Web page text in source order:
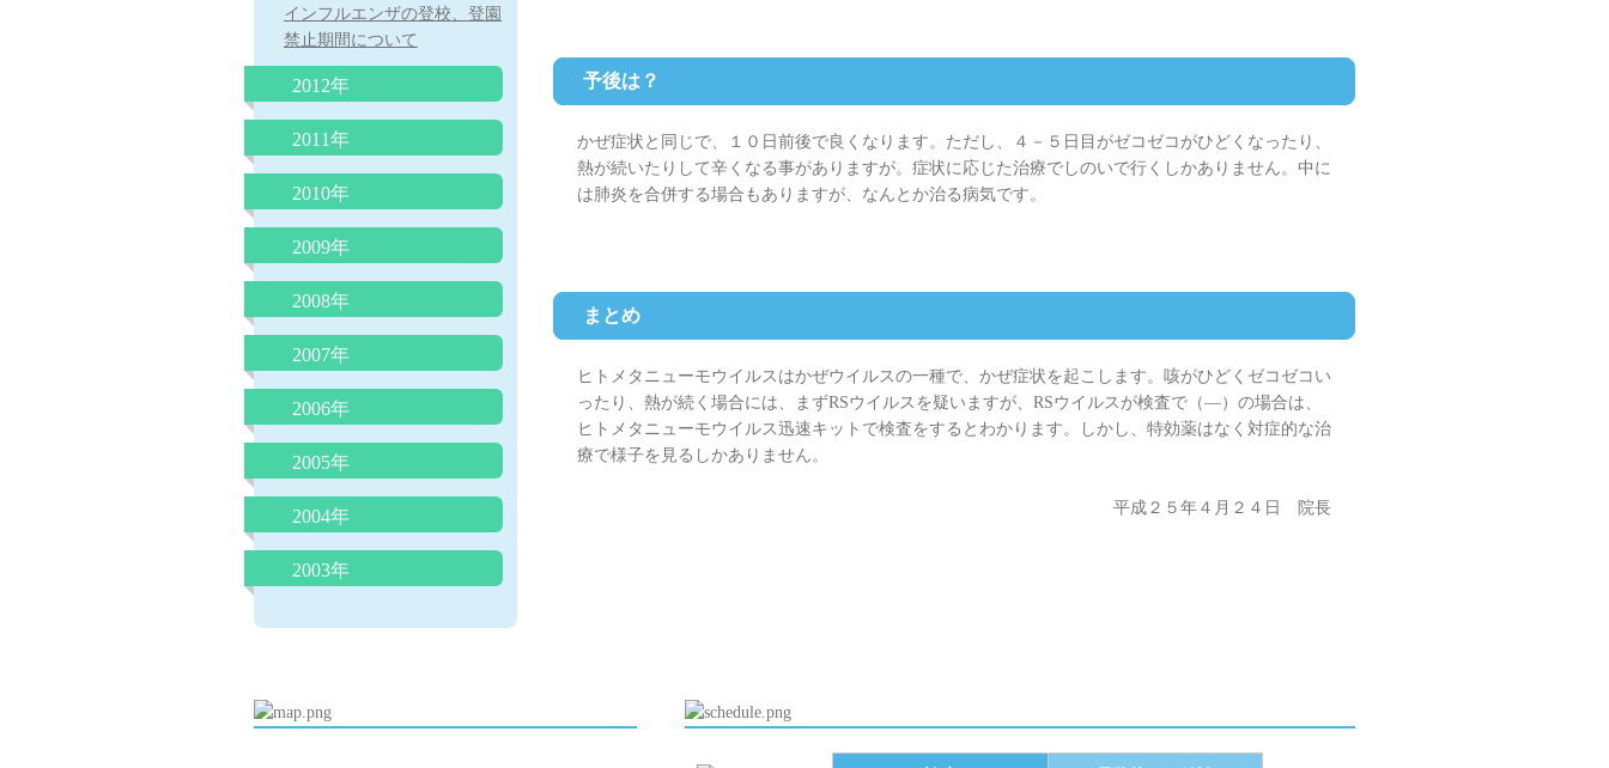
予後は？
かぜ症状と同じで、１０日前後で良くなります。ただし、４－５日目がゼコゼコがひどくなったり、
熱が続いたりして辛くなる事がありますが。症状に応じた治療でしのいで行くしかありません。中に
は肺炎を合併する場合もありますが、なんとか治る病気です。
まとめ
ヒトメタニューモウイルスはかぜウイルスの一種で、かぜ症状を起こします。咳がひどくゼコゼコい
ったり、熱が続く場合には、まずRSウイルスを疑いますが、RSウイルスが検査で（―）の場合は、
ヒトメタニューモウイルス迅速キットで検査をするとわかります。しかし、特効薬はなく対症的な治
療で様子を見るしかありません。
平成２５年４月２４日 院長
食物アレルギーと離乳食
牛乳と便秘
便秘と牛乳
赤ちゃんの抜け毛
おたふく風邪と難聴
「熱性けいれん」について
B型肝炎予防ワクチンの定期
接種
「自閉症スペクトラム」につ
いて
人見知り
子どもの紫外線対策
をあたえるテレビの音
りんご病と妊婦さん
インフルエンザの登校、登園
禁止期間について
2012年
予防接種の同時接種とその効
果について
将来、６種混合ワクチンにな
る日が来る？
2011年
ロタウイルス胃腸炎予防ワク
チン
肺炎球菌、ヒブワクチンの重
要性
夏に流行るエンテロウイルス
母乳育児の素晴らしさ
2010年
喘息の患者さんの治療（予
防）について
低カルシウムをひき起こす食
品
夏に流行る病気について
ロタウイルス胃腸炎にご注意
RSウイルス感染症について
2009年
インフルエンザの重篤な合併
症
夏に流行るエンテロウイルス
感染症について
平和のいのり
長く続く咳
カゼに副鼻腔炎はつきもの
2008年
子どものじんましん
子どもの諸症状の考え方と対
処について
起立性調節障害：ODについ
て
虫さされ
子どものおちんちんや肛門付
近の病気
みかんの季節と黄色い手足
2007年
ノロウイルスの猛威
喘息予防の最前線
子どものおっぱいの話
うんちの色の話
傷は消毒しないで！
胃炎、腸炎を除く子どもの腹
ても１－２日はお子さんから
2006年
冬場に流行る要注意な病気
臍まわりは身長の半分以下が
命を守る
脚気にご用心
2005年
臍ヘルニアは放っておけない
病気のときのお風呂
赤ちゃんの睡眠リズム
夜遅く食べると太る理由解明
かるか
2004年
耳のそうじ
夕食後１時間半で入浴すると
2003年
コの害から守りましょう）